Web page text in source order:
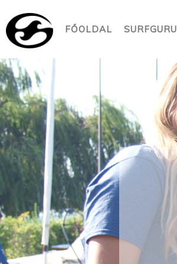
FŐOLDAL SURFGURU